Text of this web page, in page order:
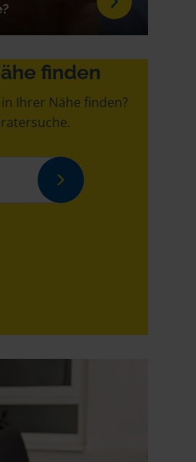
finden
Ihrer Nähe finden?